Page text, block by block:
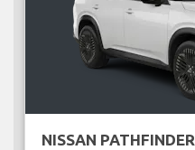
NISSAN PATHFINDER